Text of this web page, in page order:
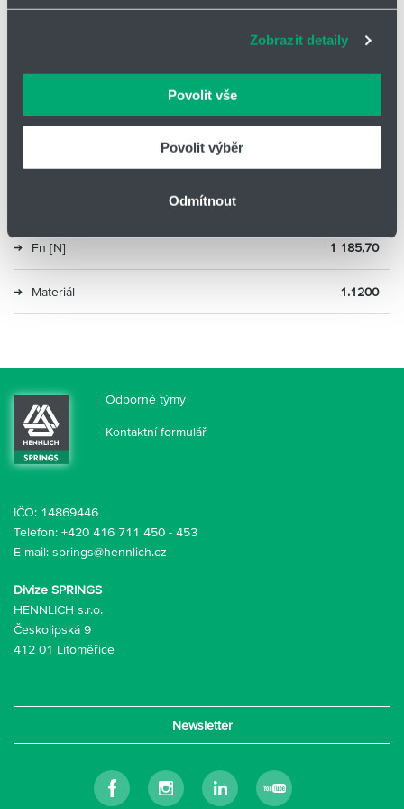
vašimi údaji zacházíme citlivě, děkujeme za projevení
Zobrazit detaily
Povolit vše
Povolit výběr
Odmítnout
R [N/mm] 4,42
Ln [mm] 724,70
Fn [N] 1 185,70
Materiál 1.1200
Odborné týmy
Kontaktní formulář
Divize SPRINGS
HENNLICH s.r.o.
Českolipská 9
412 01 Litoměřice
IČO: 14869446
Telefon: +420 416 711 450 - 453
E-mail: springs@hennlich.cz
FacebookInstagramLinkedin Youtube
Newsletter